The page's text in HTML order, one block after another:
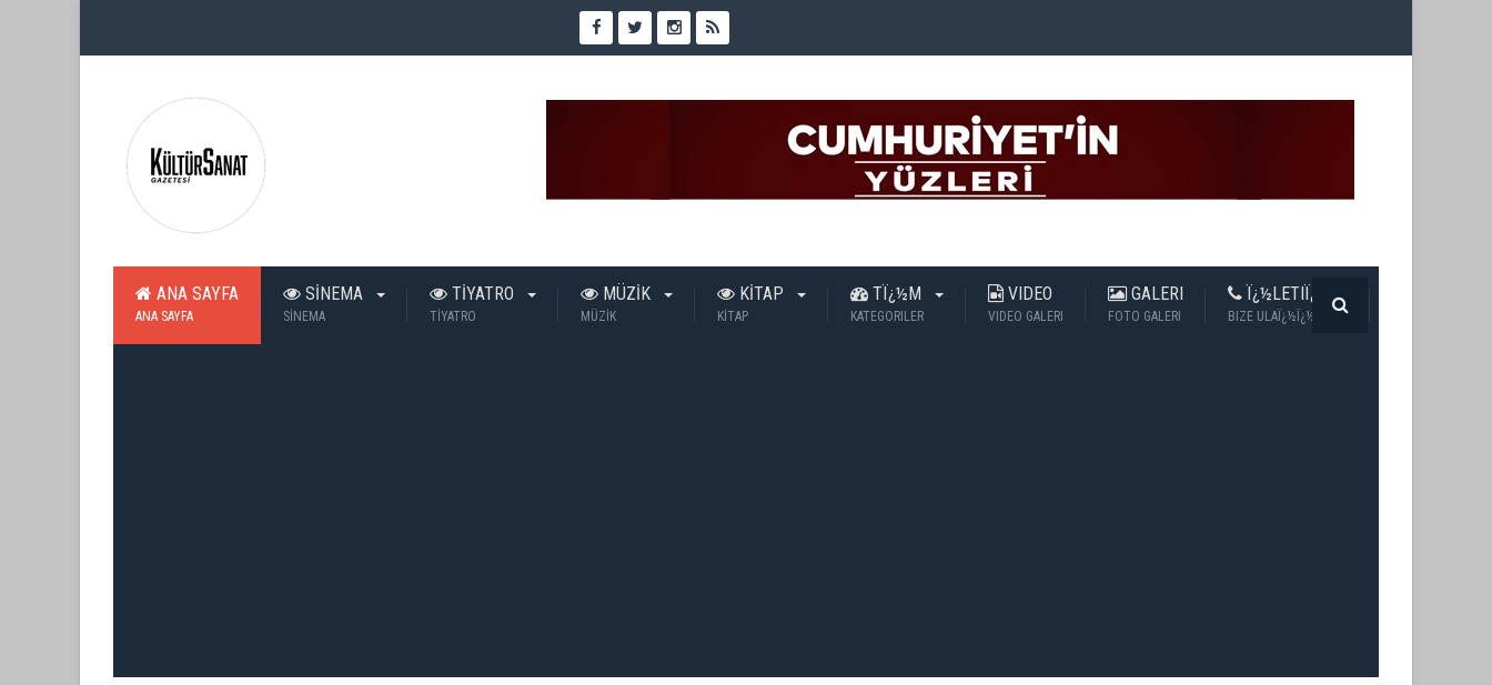
ANA SAYFA
ANA SAYFA
SİNEMA
SİNEMA
TİYATRO
TİYATRO
MÜZİK
MÜZİK
KİTAP
KİTAP
TÏ¿½M
KATEGORILER
VIDEO
VIDEO GALERI
GALERI
FOTO GALERI
Ï¿½LETIÏ¿½IM
BIZE ULAÏ¿½Ï¿½N